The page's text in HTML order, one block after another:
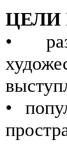
ЦЕЛИ
•
•